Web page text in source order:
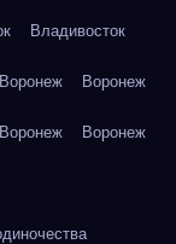
Владивосток
Воронеж Воронеж
Воронеж Воронеж